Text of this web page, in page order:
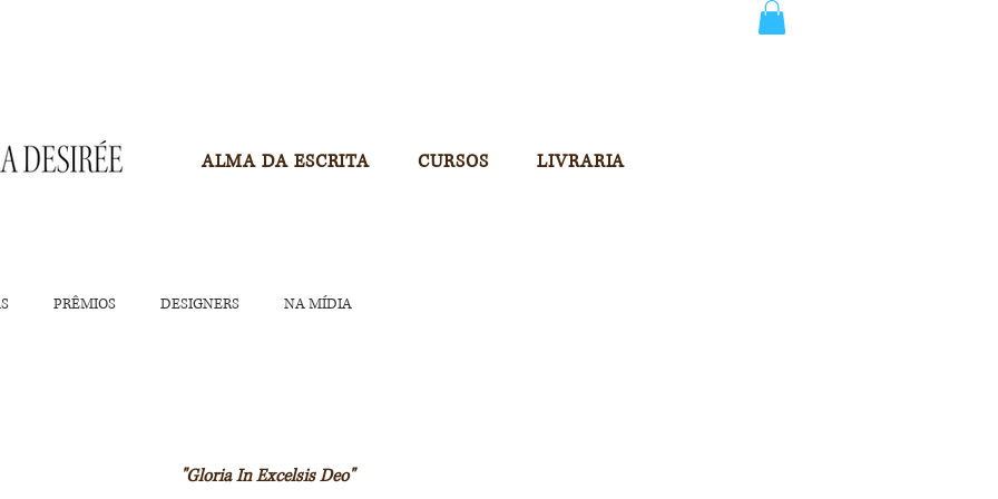
ALMA DA ESCRITA CURSOS LIVRARIA
PRÊMIOS DESIGNERS NA MÍDIA
"Gloria In Excelsis Deo"